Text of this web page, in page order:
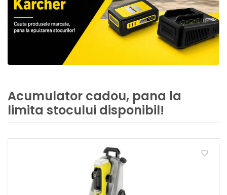
Acumulator cadou, pana la
limita stocului disponibil!